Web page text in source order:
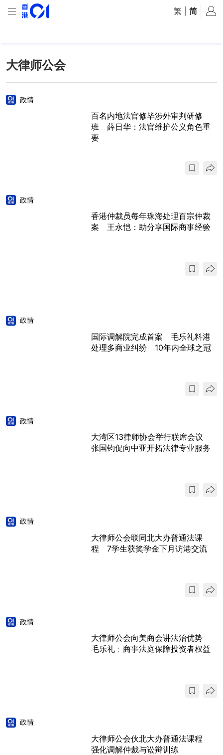
繁 简
大律师公会
政情
百名内地法官修毕涉外审判研修
班 薛日华：法官维护公义角色重
要
政情
香港仲裁员每年珠海处理百宗仲裁
案 王永恺：助分享国际商事经验
政情
国际调解院完成首案 毛乐礼料港
处理多商业纠纷 10年内全球之冠
政情
大湾区13律师协会举行联席会议
张国钧促向中亚开拓法律专业服务
政情
大律师公会联同北大办普通法课
程 7学生获奖学金下月访港交流
政情
大律师公会向美商会讲法治优势
毛乐礼﹕商事法庭保障投资者权益
政情
大律师公会伙北大办普通法课程
强化调解仲裁与讼辩训练